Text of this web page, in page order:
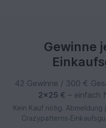
Gewinne
42 Gewinne / 300 €
2×25 € – einfach
Kein Kauf nötig.